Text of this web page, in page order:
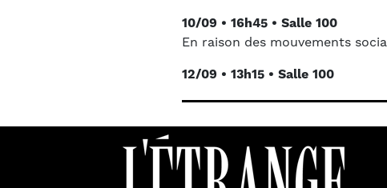
10/09 • 16h45 • Salle 100
En raison des mouvements
12/09 • 13h15 • Salle 100